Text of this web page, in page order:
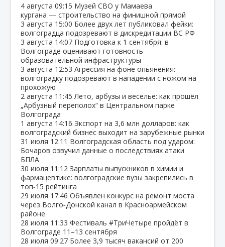
4 августа 09:15 Музей СВО у Мамаева
кургана — строительство на финишной прямой
3 августа 15:00 Более двух лет публиковал фейки:
волгоградца подозревают в дискредитации ВС РФ
3 августа 14:07 Подготовка к 1 сентября: в
Волгограде оценивают готовность
образовательной инфраструктуры
3 августа 12:53 Агрессия на фоне опьянения:
волгоградку подозревают в нападении с ножом на
прохожую
2 августа 11:45 Лето, арбузы и веселье: как прошёл
„Арбузный переполох“ в Центральном парке
Волгограда
1 августа 14:16 Экспорт на 3,6 млн долларов: как
волгоградский бизнес выходит на зарубежные рынки
31 июля 12:11 Волгоградская область под ударом:
Бочаров озвучил данные о последствиях атаки
БПЛА
30 июля 11:12 Зарплаты выпускников в химии и
фармацевтике: волгоградские вузы закрепились в
топ‑15 рейтинга
29 июля 17:46 Объявлен конкурс на ремонт моста
через Волго‑Донской канал в Красноармейском
районе
28 июля 11:33 Фестиваль #ТриЧетыре пройдёт в
Волгограде 11–13 сентября
28 июля 09:27 Более 3,9 тысяч вакансий от 200